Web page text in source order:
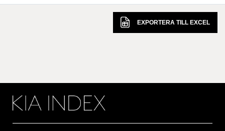
EXPORTERA TILL EXCEL